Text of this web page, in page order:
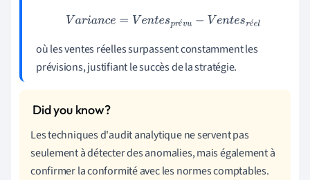
é é
Variance= Ventesprévu− Ventesréel
où les ventes réelles surpassent constamment les
prévisions, justifiant le succès de la stratégie.
Les techniques d'audit analytique ne servent pas
seulement à détecter des anomalies, mais également à
confirmer la conformité avec les normes comptables.